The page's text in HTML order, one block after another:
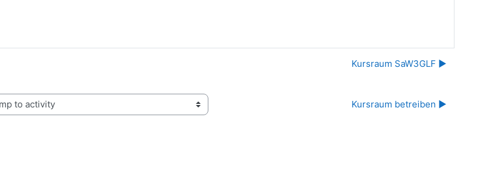
Kursraum SaW3GLF ▶︎
to activity Kursraum betreiben ▶︎